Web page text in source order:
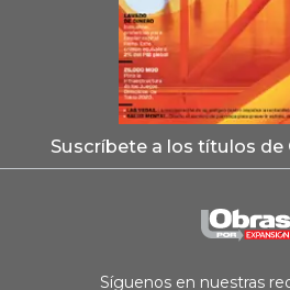
Suscríbete a los títulos de
Síguenos en nuestras